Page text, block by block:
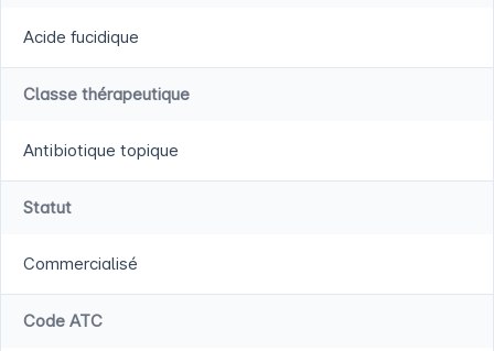
Acide fucidique
Classe thérapeutique
Antibiotique topique
Statut
Commercialisé
Code ATC